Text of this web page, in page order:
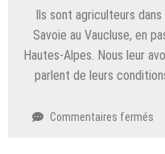
Ils sont agriculteurs
Savoie au Vaucluse, en
Hautes-Alpes. Nous leur
parlent de leurs
Commentaires fermés